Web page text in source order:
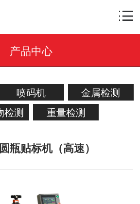
产品中心
喷码机
金属检测
检测
重量检测
瓶贴标机（高速）